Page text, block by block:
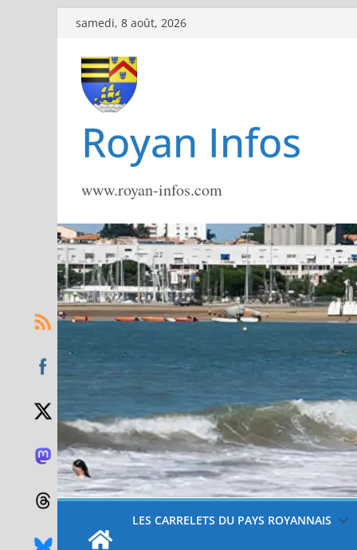
Passer
contenu
samedi, 8 août, 2026
Royan Infos
www.royan-infos.com
LES CARRELETS DU PAYS ROYANNAIS